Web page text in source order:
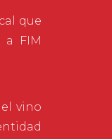
que
a FIM
vino